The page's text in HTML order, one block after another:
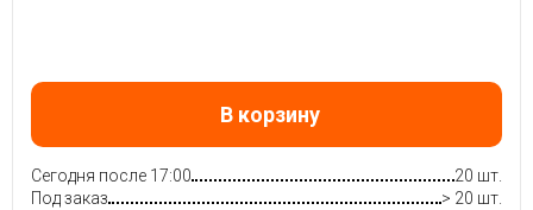
В корзину
Сегодня после 17:00
20 шт.
Под заказ
> 20 шт.